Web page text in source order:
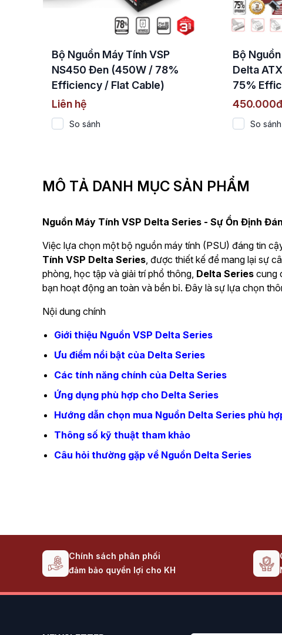
Bộ Nguồn Máy Tính VSP
NS450 Đen (450W / 78%
Efficiency / Flat Cable)
Liên hệ
So sánh
Bộ
Delta
75%
450.000đ
So sánh
MÔ TẢ DANH MỤC SẢN PHẨM
Nguồn Máy Tính VSP Delta Series - Sự Ổn Định
Việc lựa chọn một bộ nguồn máy tính (PSU) đáng tin
Tính VSP Delta Series , được thiết kế để mang lại sự
phòng, học tập và giải trí phổ thông, Delta Series cung
bạn hoạt động an toàn và bền bỉ. Đây là sự lựa chọn
Nội dung chính
Giới thiệu Nguồn VSP Delta Series
Ưu điểm nổi bật của Delta Series
Các tính năng chính của Delta Series
Ứng dụng phù hợp cho Delta Series
Hướng dẫn chọn mua Nguồn Delta Series phù
Thông số kỹ thuật tham khảo
Câu hỏi thường gặp về Nguồn Delta Series
Độ ổn định cao: Cung cấp dòng điện DC ổn định
Chính sách phân phối
đảm bảo quyền lợi cho KH